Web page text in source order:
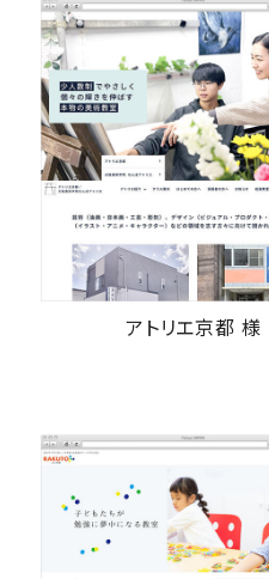
アトリエ京都 様